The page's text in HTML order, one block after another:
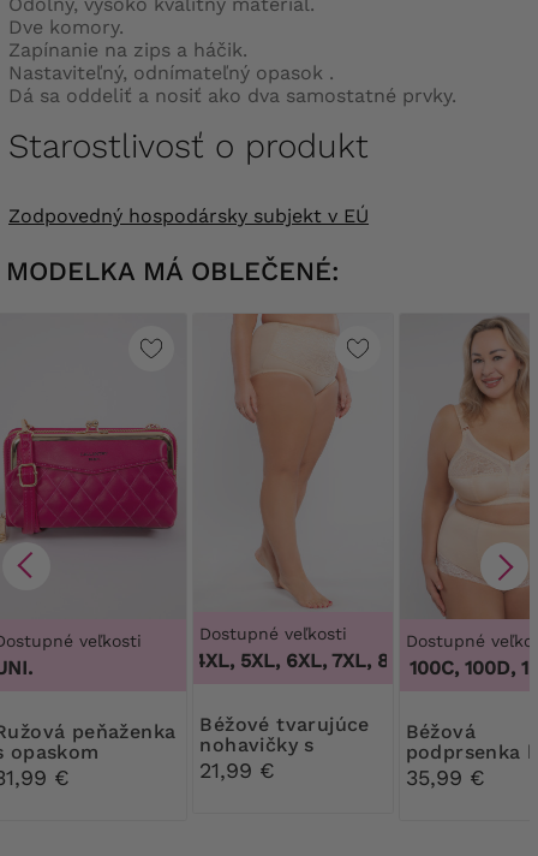
Dve komory.
Zapínanie na zips a háčik.
Nastaviteľný, odnímateľný opasok .
Dá sa oddeliť a nosiť ako dva samostatné prvky.
Starostlivosť o produkt
Zodpovedný hospodársky subjekt v EÚ
MODELKA MÁ OBLEČENÉ:
veľkosti
opaskom
€
Dostupné veľkosti
3XL, 4XL, 5XL, 6XL, 7XL, 8XL, 9XL ,3XL,
Béžové tvarujúce
nohavičky s
kvetinovou čipkou
21,99 €
Dostupné
100B, 100C, 100D,
Béžová
podprsenka
kostic
35,99 €